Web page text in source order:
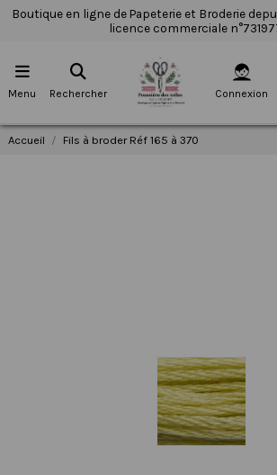
Boutique en ligne de Papeterie et Broderie
licence commerciale
Menu Rechercher Connexion
Accueil Fils à broder Réf 165 à 370